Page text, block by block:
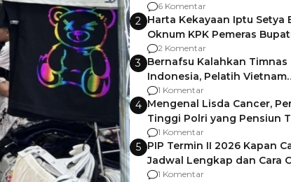
Gagalnya Negara Jamin
6 Komentar
2 Harta Kekayaan Iptu Setya
Oknum KPK Pemeras
Pemalang
2 Komentar
3 Bernafsu Kalahkan Timnas
Indonesia, Pelatih Vietnam
Berencana Pakai Jimat di
1 Komentar
4 Mengenal Lisda Cancer,
Tinggi Polri yang Pensiun
Usai Jadi Brigjen
1 Komentar
5 PIP Termin II 2026 Kapan
Jadwal Lengkap dan Cara
agar Dana Tidak Hangus!
1 Komentar